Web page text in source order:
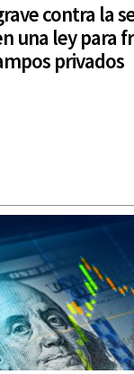
contra la
una ley para
privados